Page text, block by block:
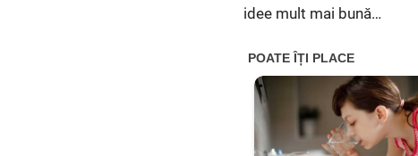
idee mult mai bună…